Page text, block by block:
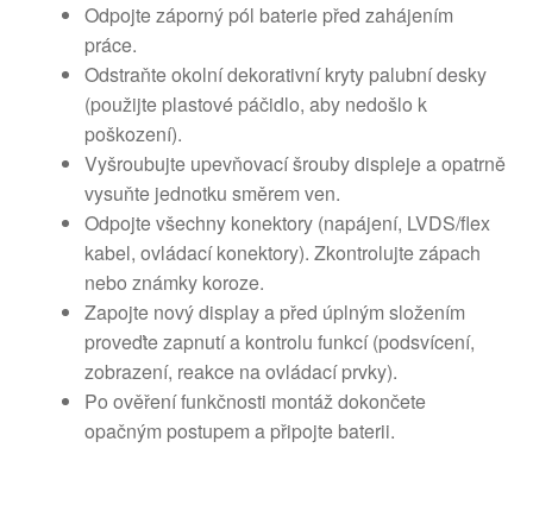
Odpojte záporný pól baterie před zahájením
práce.
Odstraňte okolní dekorativní kryty palubní desky
(použijte plastové páčidlo, aby nedošlo k
poškození).
Vyšroubujte upevňovací šrouby displeje a opatrně
vysuňte jednotku směrem ven.
Odpojte všechny konektory (napájení, LVDS/flex
kabel, ovládací konektory). Zkontrolujte zápach
nebo známky koroze.
Zapojte nový display a před úplným složením
proveďte zapnutí a kontrolu funkcí (podsvícení,
zobrazení, reakce na ovládací prvky).
Po ověření funkčnosti montáž dokončete
opačným postupem a připojte baterii.